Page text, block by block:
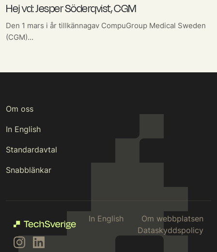
Hej vd: Jesper Söderqvist, CGM
Den 1 mars i år tillkännagav CompuGroup Medical Sweden
(CGM)...
Om oss
In English
Standardavtal
Snabblänkar
In English
Om webbplatsen
Dataskyddspolicy